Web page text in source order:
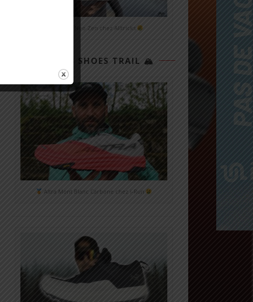
Mizuno Neo Zen chez Alltricks
TOP 3 SHOES TRAIL 🏔
Altra Mont Blanc Carbone chez i-Run